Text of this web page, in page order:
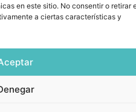
en este sitio. No consentir o retirar
a ciertas características y